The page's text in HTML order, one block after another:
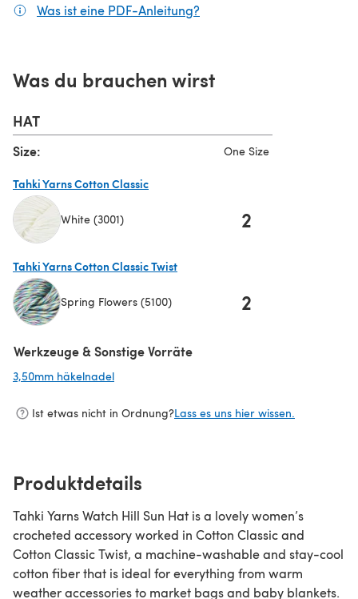
Was ist eine PDF-Anleitung?
Was du brauchen wirst
HAT
Size: One Size
Tahki Yarns Cotton Classic
White (3001) 2
Tahki Yarns Cotton Classic Twist
Spring Flowers (5100) 2
Werkzeuge & Sonstige Vorräte
3,50mm häkelnadel
Ist etwas nicht in Ordnung?Lass es uns hier wissen.
Produktdetails
Tahki Yarns Watch Hill Sun Hat is a lovely women’s
crocheted accessory worked in Cotton Classic and
Cotton Classic Twist, a machine-washable and stay-cool
cotton fiber that is ideal for everything from warm
weather accessories to market bags and baby blankets.